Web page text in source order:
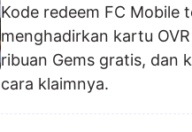
Kode redeem FC Mobile
menghadirkan kartu
ribuan Gems gratis, dan
cara klaimnya.